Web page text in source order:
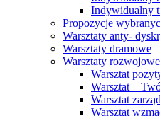
Indywidualny
Propozycje
Warsztaty anty-
Warsztaty dramowe
Warsztaty
Warsztat
Warsztat –
Warsztat
Warsztat